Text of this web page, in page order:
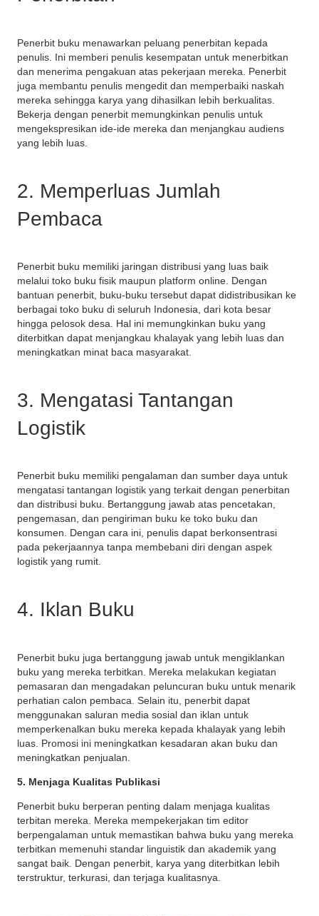
Penerbit buku menawarkan peluang penerbitan kepada
penulis. Ini memberi penulis kesempatan untuk menerbitkan
dan menerima pengakuan atas pekerjaan mereka. Penerbit
juga membantu penulis mengedit dan memperbaiki naskah
mereka sehingga karya yang dihasilkan lebih berkualitas.
Bekerja dengan penerbit memungkinkan penulis untuk
mengekspresikan ide-ide mereka dan menjangkau audiens
yang lebih luas.
2. Memperluas Jumlah
Pembaca
Penerbit buku memiliki jaringan distribusi yang luas baik
melalui toko buku fisik maupun platform online. Dengan
bantuan penerbit, buku-buku tersebut dapat didistribusikan ke
berbagai toko buku di seluruh Indonesia, dari kota besar
hingga pelosok desa. Hal ini memungkinkan buku yang
diterbitkan dapat menjangkau khalayak yang lebih luas dan
meningkatkan minat baca masyarakat.
3. Mengatasi Tantangan
Logistik
Penerbit buku memiliki pengalaman dan sumber daya untuk
mengatasi tantangan logistik yang terkait dengan penerbitan
dan distribusi buku. Bertanggung jawab atas pencetakan,
pengemasan, dan pengiriman buku ke toko buku dan
konsumen. Dengan cara ini, penulis dapat berkonsentrasi
pada pekerjaannya tanpa membebani diri dengan aspek
logistik yang rumit.
4. Iklan Buku
Penerbit buku juga bertanggung jawab untuk mengiklankan
buku yang mereka terbitkan. Mereka melakukan kegiatan
pemasaran dan mengadakan peluncuran buku untuk menarik
perhatian calon pembaca. Selain itu, penerbit dapat
menggunakan saluran media sosial dan iklan untuk
memperkenalkan buku mereka kepada khalayak yang lebih
luas. Promosi ini meningkatkan kesadaran akan buku dan
meningkatkan penjualan.
5. Menjaga Kualitas Publikasi
Penerbit buku berperan penting dalam menjaga kualitas
terbitan mereka. Mereka mempekerjakan tim editor
berpengalaman untuk memastikan bahwa buku yang mereka
terbitkan memenuhi standar linguistik dan akademik yang
sangat baik. Dengan penerbit, karya yang diterbitkan lebih
terstruktur, terkurasi, dan terjaga kualitasnya.